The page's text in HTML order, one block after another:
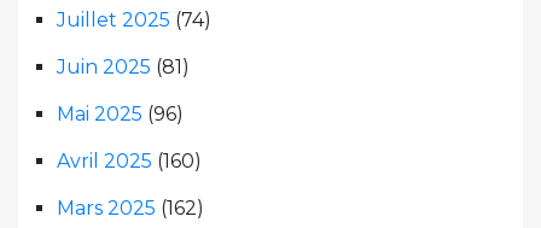
Juillet 2025 (74)
Juin 2025 (81)
Mai 2025 (96)
Avril 2025 (160)
Mars 2025 (162)